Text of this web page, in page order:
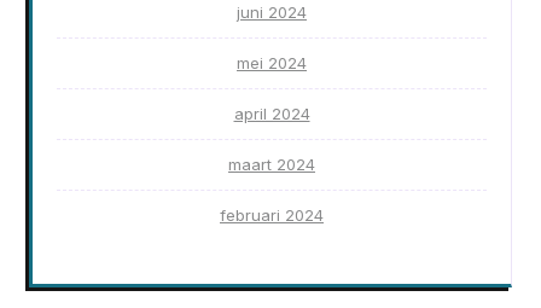
juni 2024
mei 2024
april 2024
maart 2024
februari 2024